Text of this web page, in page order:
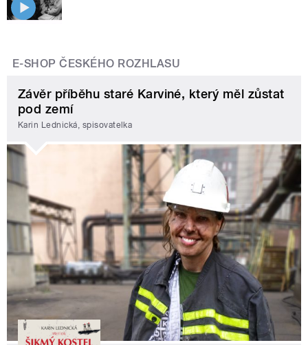
E-SHOP ČESKÉHO ROZHLASU
Závěr příběhu staré Karviné, který měl zůstat
pod zemí
Karin Lednická, spisovatelka